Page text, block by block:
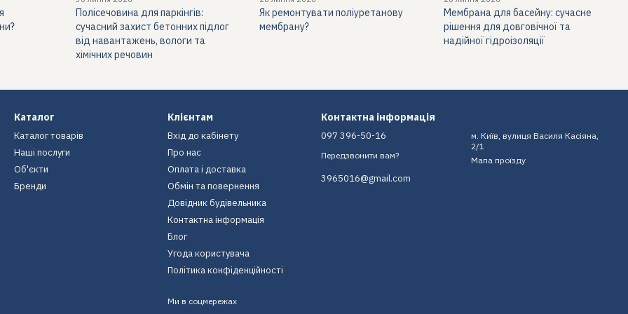
гідроізоляції.
Полісечовина для паркінгів:
сучасний захист бетонних підлог
від навантажень, вологи та
хімічних речовин
Як ремонтувати поліуретанову
мембрану?
Мембрана для басейну: сучасне
рішення для довговічної та
надійної гідроізоляції
Каталог
Каталог товарів
Наші послуги
Об'єкти
Бренди
Клієнтам
Вхід до кабінету
Про нас
Оплата і доставка
Обмін та повернення
Довідник будівельника
Контактна інформація
Блог
Угода користувача
Політика конфіденційності
Ми в соцмережах
Контактна інформація
097 396-50-16
Передзвонити вам?
3965016@gmail.com
м. Київ, вулиця Василя Касіяна,
2/1
Мапа проїзду